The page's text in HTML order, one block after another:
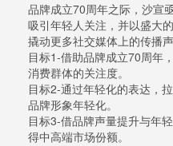
品牌成立70周年之际，沙宣
吸引年轻人关注，并以盛大
撬动更多社交媒体上的传播
目标1-借助品牌成立70周年
消费群体的关注度。
目标2-通过年轻化的表达，
品牌形象年轻化。
目标3-借品牌声量提升与年
得中高端市场份额。